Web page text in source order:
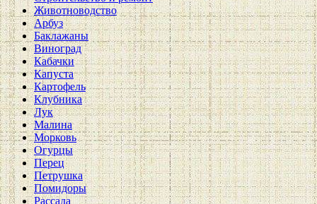
Животноводство
Арбуз
Баклажаны
Виноград
Кабачки
Капуста
Картофель
Клубника
Лук
Малина
Морковь
Огурцы
Перец
Петрушка
Помидоры
Рассада